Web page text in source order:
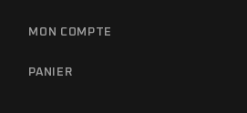
MON COMPTE
PANIER